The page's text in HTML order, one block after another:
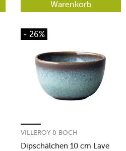
Warenkorb
- 26%
Dipschälchen 10 cm Lave
VILLEROY & BOCH